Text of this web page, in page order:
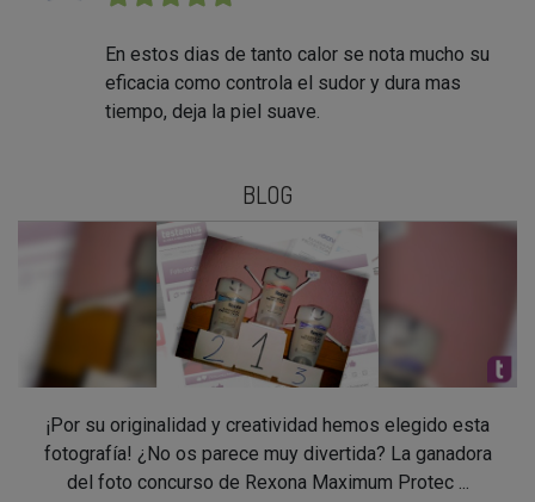
En estos dias de tanto calor se nota mucho su
eficacia como controla el sudor y dura mas
tiempo, deja la piel suave.
BLOG
¡Por su originalidad y creatividad hemos elegido esta
fotografía! ¿No os parece muy divertida? La ganadora
del foto concurso de Rexona Maximum Protec ...